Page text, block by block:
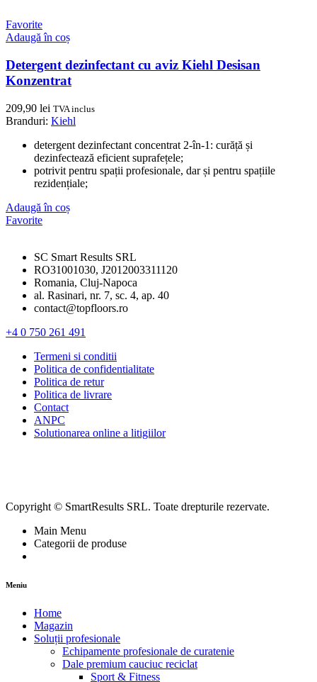
Favorite
Adaugă în coș
Detergent dezinfectant cu aviz Kiehl Desisan
Konzentrat
209,90 lei TVA inclus
Branduri: Kiehl
detergent dezinfectant concentrat 2-în-1: curăță și
dezinfectează eficient suprafețele;
potrivit pentru spații profesionale, dar și pentru spațiile
rezidențiale;
Adaugă în coș
Favorite
SC Smart Results SRL
RO31001030, J2012003311120
Romania, Cluj-Napoca
al. Rasinari, nr. 7, sc. 4, ap. 40
contact@topfloors.ro
+4 0 750 261 491
Termeni si conditii
Politica de confidentialitate
Politica de retur
Politica de livrare
Contact
ANPC
Solutionarea online a litigiilor
Copyright © SmartResults SRL. Toate drepturile rezervate.
Main Menu
Categorii de produse
Meniu
Home
Magazin
Soluții profesionale
Echipamente profesionale de curatenie
Dale premium cauciuc reciclat
Sport & Fitness